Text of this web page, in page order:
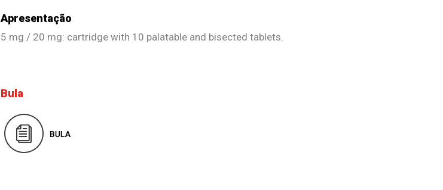
Apresentação
5 mg / 20 mg: cartridge with 10 palatable and bisected tablets.
Bula